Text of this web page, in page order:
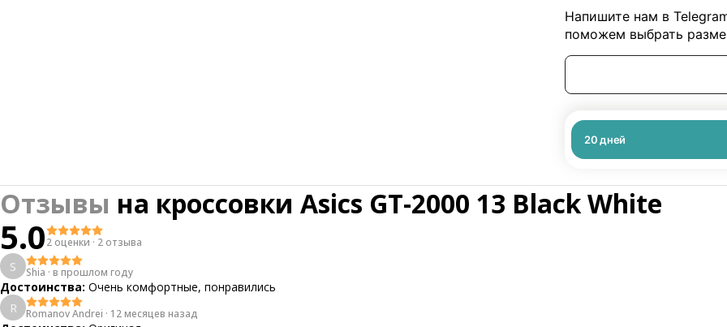
Напишите нам в
поможем выбрать
20дней
Отзывы на кроссовки Asics GT-2000 13 Black White
5.02 оценки · 2 отзыва
S Shia · в прошлом году
Достоинства: Очень комфортные, понравились
R
Romanov Andrei · 12 месяцев назад